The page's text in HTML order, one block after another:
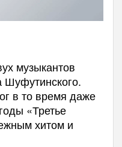
музыкантов
Шуфутинского.
в то время даже
«Третье
хитом и